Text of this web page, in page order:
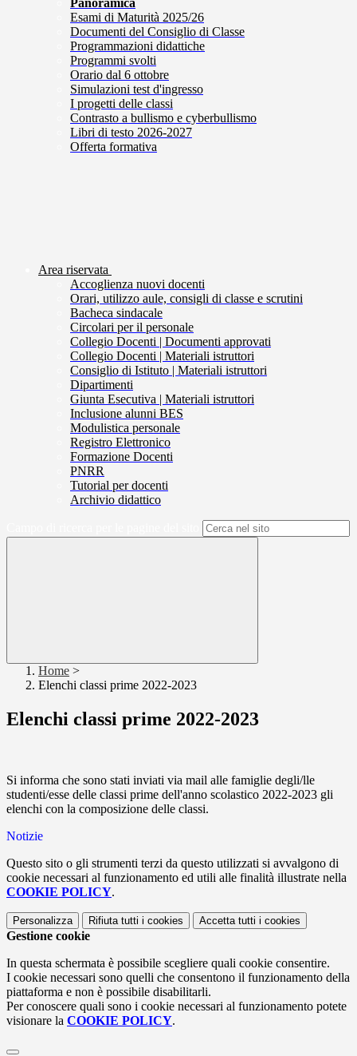
Panoramica
Esami di Maturità 2025/26
Documenti del Consiglio di Classe
Programmazioni didattiche
Programmi svolti
Orario dal 6 ottobre
Simulazioni test d'ingresso
I progetti delle classi
Contrasto a bullismo e cyberbullismo
Libri di testo 2026-2027
Offerta formativa
Area riservata
Accoglienza nuovi docenti
Orari, utilizzo aule, consigli di classe e scrutini
Bacheca sindacale
Circolari per il personale
Collegio Docenti | Documenti approvati
Collegio Docenti | Materiali istruttori
Consiglio di Istituto | Materiali istruttori
Dipartimenti
Giunta Esecutiva | Materiali istruttori
Inclusione alunni BES
Modulistica personale
Registro Elettronico
Formazione Docenti
PNRR
Tutorial per docenti
Archivio didattico
Home >
Elenchi classi prime 2022-2023
Elenchi classi prime 2022-2023
Si informa che sono stati inviati via mail alle famiglie degli/lle
studenti/esse delle classi prime dell'anno scolastico 2022-2023 gli
elenchi con la composizione delle classi.
Notizie
Questo sito o gli strumenti terzi da questo utilizzati si avvalgono di
cookie necessari al funzionamento ed utili alle finalità illustrate nella
COOKIE POLICY.
Personalizza Rifiuta tutti i cookies Accetta tutti i cookies
Gestione cookie
In questa schermata è possibile scegliere quali cookie consentire.
I cookie necessari sono quelli che consentono il funzionamento della
piattaforma e non è possibile disabilitarli.
Per conoscere quali sono i cookie necessari al funzionamento potete
visionare la COOKIE POLICY.